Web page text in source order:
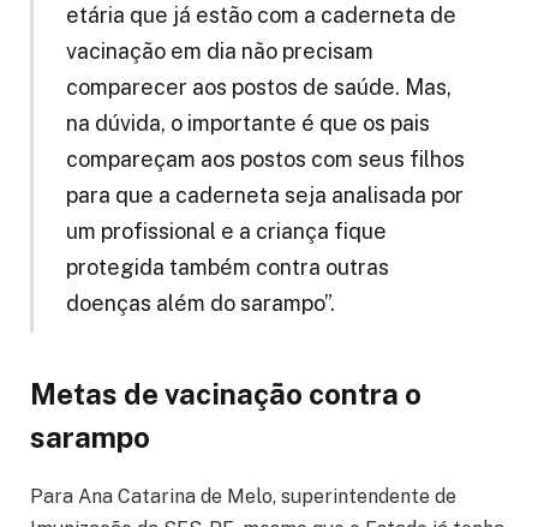
etária que já estão com a caderneta de
vacinação em dia não precisam
comparecer aos postos de saúde. Mas,
na dúvida, o importante é que os pais
compareçam aos postos com seus filhos
para que a caderneta seja analisada por
um profissional e a criança fique
protegida também contra outras
doenças além do sarampo”.
Metas de vacinação contra o
sarampo
Para Ana Catarina de Melo, superintendente de